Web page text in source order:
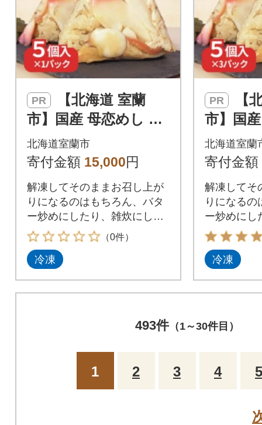
PR
市】国産 母恋めし ホ
ッキ貝の炊き込みご
飯のおにぎり(冷凍)5
北海道室蘭市
寄付金額 15,000円
解凍してそのままお召し上が
りになるのはもちろん、バタ
ー炒めにしたり、雑炊にした
りとアレンジ自在!
（0件）
冷凍
PR
市】国
ッキ貝
飯のお
北海道室蘭
寄付金額
解凍してそ
りになるの
ー炒めにし
りとアレン
冷凍
493件（1～30件目）
1 2 3 4 5